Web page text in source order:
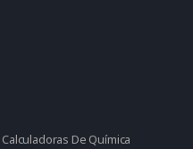
Calculadoras De Química